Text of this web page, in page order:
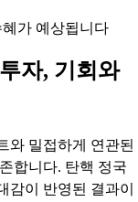
가 예상됩니다
자, 기회와
와 밀접하게 연관된
합니다. 탄핵 정국
감이 반영된 결과이